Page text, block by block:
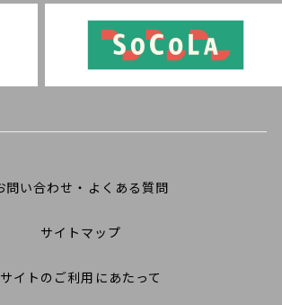
問い合わせ・よくある質問
サイトマップ
サイトのご利用にあたって